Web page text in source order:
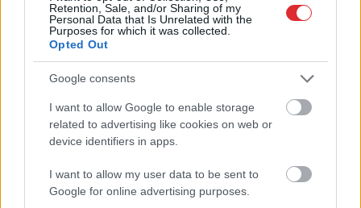
Retention, Sale, and/or Sharing of my
Personal Data that Is Unrelated with the
Purposes for which it was collected.
Opted Out
Google consents
I want to allow Google to enable storage
related to advertising like cookies on web or
device identifiers in apps.
I want to allow my user data to be sent to
Google for online advertising purposes.
Atcelt Ziņot